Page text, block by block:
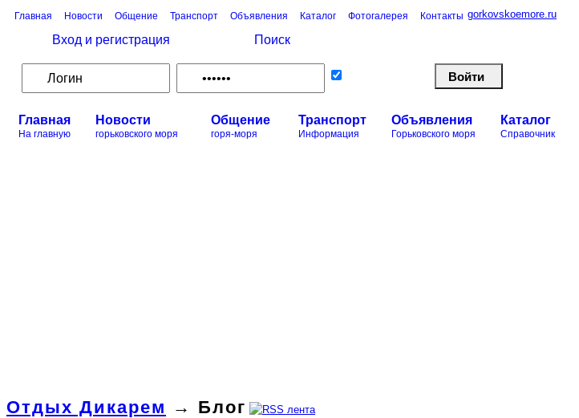
Главная Новости Общение Транспорт Объявления Каталог Фотогалерея Контакты gorkovskoemore.ru
Вход и регистрация Поиск
Главная
На главную
Новости
горьковского моря
Общение
горя-моря
Транспорт
Информация
Объявления
Горьковского моря
Каталог
Справочник
Отдых Дикарем → Блог